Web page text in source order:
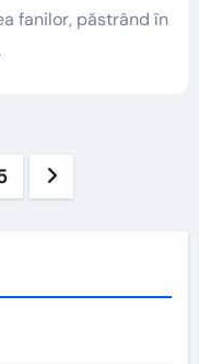
fanilor, păstrând în